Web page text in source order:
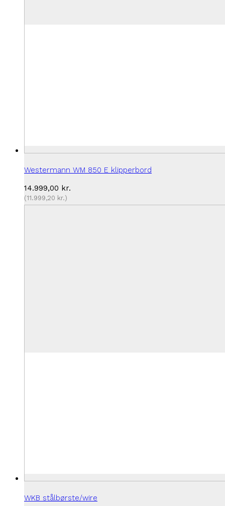
Westermann WM 850 E klipperbord
14.999,00 kr.
(11.999,20 kr.)
WKB stålbørste/wire